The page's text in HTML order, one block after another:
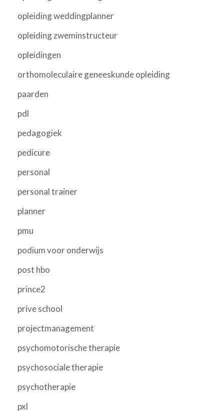
opleiding weddingplanner
opleiding zweminstructeur
opleidingen
orthomoleculaire geneeskunde opleiding
paarden
pdl
pedagogiek
pedicure
personal
personal trainer
planner
pmu
podium voor onderwijs
post hbo
prince2
prive school
projectmanagement
psychomotorische therapie
psychosociale therapie
psychotherapie
pxl